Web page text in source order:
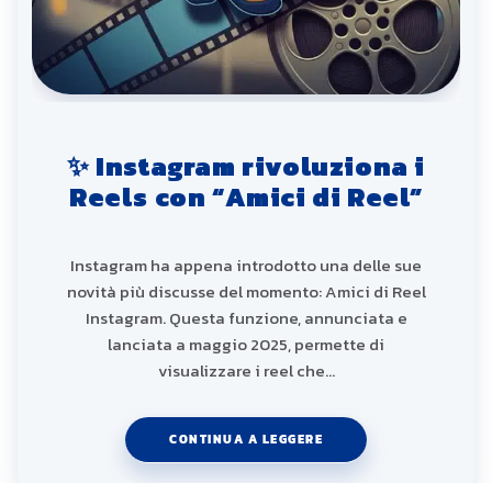
✨ Instagram rivoluziona i
Reels con “Amici di Reel”
Instagram ha appena introdotto una delle sue
novità più discusse del momento: Amici di Reel
Instagram. Questa funzione, annunciata e
lanciata a maggio 2025, permette di
visualizzare i reel che…
CONTINUA A LEGGERE